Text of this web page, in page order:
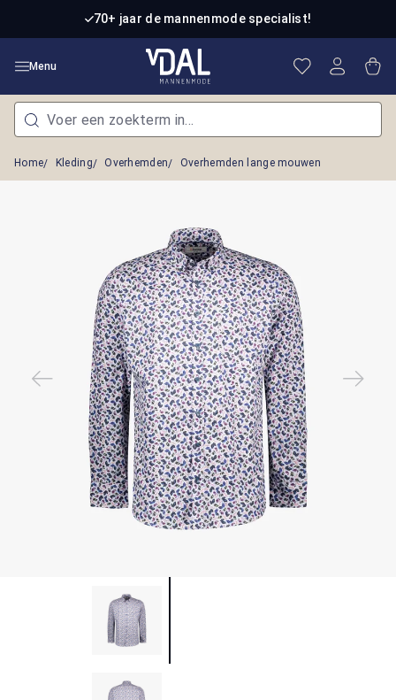
Ga naar de hoofdinhoud70+ jaar de mannenmode specialist!
Menu Je hebt 0
Home Kleding Overhemden Overhemden lange mouwen